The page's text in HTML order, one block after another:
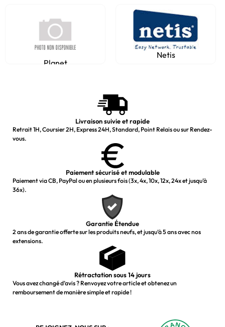
Planet
Netis
Livraison suivie et rapide
Retrait 1H, Coursier 2H, Express 24H, Standard, Point Relais ou sur Rendez-
vous.
Paiement sécurisé et modulable
Paiement via CB, PayPal ou en plusieurs fois (3x, 4x, 10x, 12x, 24x et jusqu’à
36x).
Garantie Étendue
2 ans de garantie offerte sur les produits neufs, et jusqu’à 5 ans avec nos
extensions.
Rétractation sous 14 jours
Vous avez changé d’avis ? Renvoyez votre article et obtenez un
remboursement de manière simple et rapide !